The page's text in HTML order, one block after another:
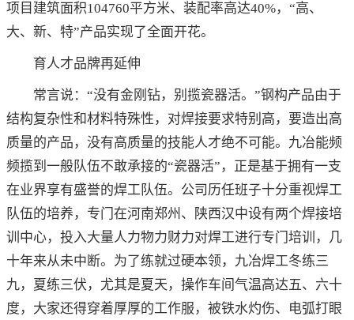
项目建筑面积104760平方米、装配率高达40%，“高、
大、新、特”产品实现了全面开花。
育人才品牌再延伸
常言说：“没有金刚钻，别揽瓷器活。”钢构产品由于
结构复杂性和材料特殊性，对焊接要求特别高，要造出高
质量的产品，没有高质量的技能人才绝不可能。九冶能频
频揽到一般队伍不敢承接的“瓷器活”，正是基于拥有一支
在业界享有盛誉的焊工队伍。公司历任班子十分重视焊工
队伍的培养，专门在河南郑州、陕西汉中设有两个焊接培
训中心，投入大量人力物力财力对焊工进行专门培训，几
十年来从未中断。为了练就过硬本领，九冶焊工冬练三
九，夏练三伏，尤其是夏天，操作车间气温高达五、六十
度，大家还得穿着厚厚的工作服，被铁水灼伤、电弧打眼